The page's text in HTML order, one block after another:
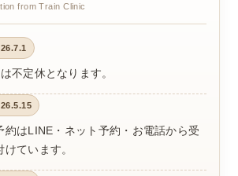
from Train Clinic
不定休となります。
約はLINE・ネット予約・お電話から受
けています。